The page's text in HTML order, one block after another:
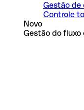
Gestão de
Controle
Novo
Gestão do fluxo